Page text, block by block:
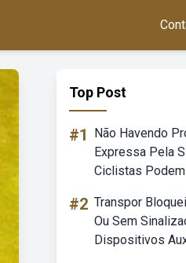
Top Post
#1
Não Havendo
Expressa Pela
Ciclistas
#2 Transpor
Ou Sem
Dispositivos